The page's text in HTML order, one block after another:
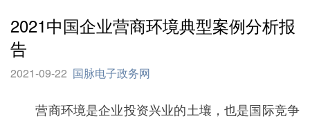
2021中国企业营商环境典型案例分析报
告
2021-09-22 国脉电子政务网
营商环境是企业投资兴业的土壤，也是国际竞争